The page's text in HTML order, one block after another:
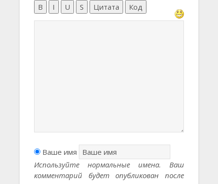
B I U S Цитата Код
Ваше имя
Используйте нормальные имена. Ваш
комментарий будет опубликован после